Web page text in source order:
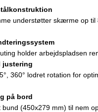
understøtter skærme op til
holder arbejdspladsen
justering
360° lodret rotation for
på bord
bund (450x279 mm) til nem